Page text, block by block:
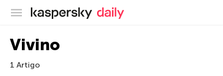
Blog oficial da Kaspersky
Vivino
1 Artigo